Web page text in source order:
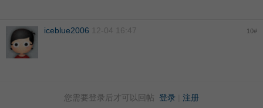
iceblue2006 12-04 16:47 10#
您需要登录后才可以回帖 登录 注册